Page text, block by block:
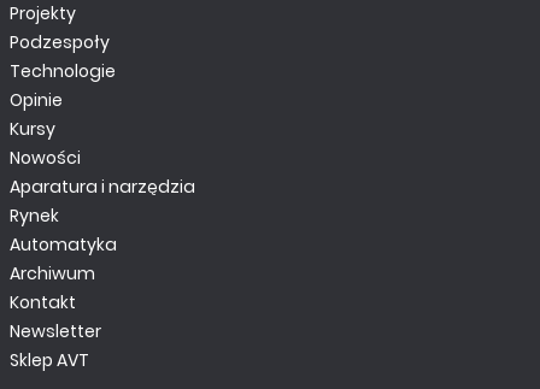
Projekty
Podzespoły
Technologie
Opinie
Kursy
Nowości
Aparatura i narzędzia
Rynek
Automatyka
Archiwum
Kontakt
Newsletter
Sklep AVT